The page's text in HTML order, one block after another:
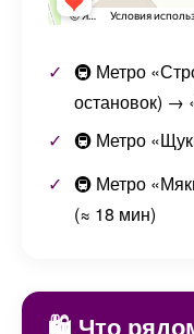
🚇 Метро
остановок) →
🚇 Метро
🚇 Метро
(≈ 18 мин)
🛍️ Что